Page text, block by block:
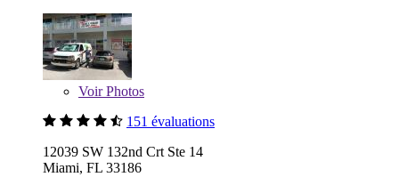
VoirPhotos
151 évaluations
12039 SW 132nd Crt Ste 14
Miami, FL 33186